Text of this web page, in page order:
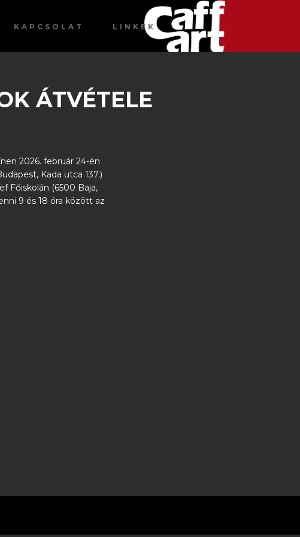
KAPCSOLAT LINKEK
ÁTVÉTELE
2026. február 24-én
Kada utca 137.)
Főiskolán (6500 Baja,
9 és 18 óra között az